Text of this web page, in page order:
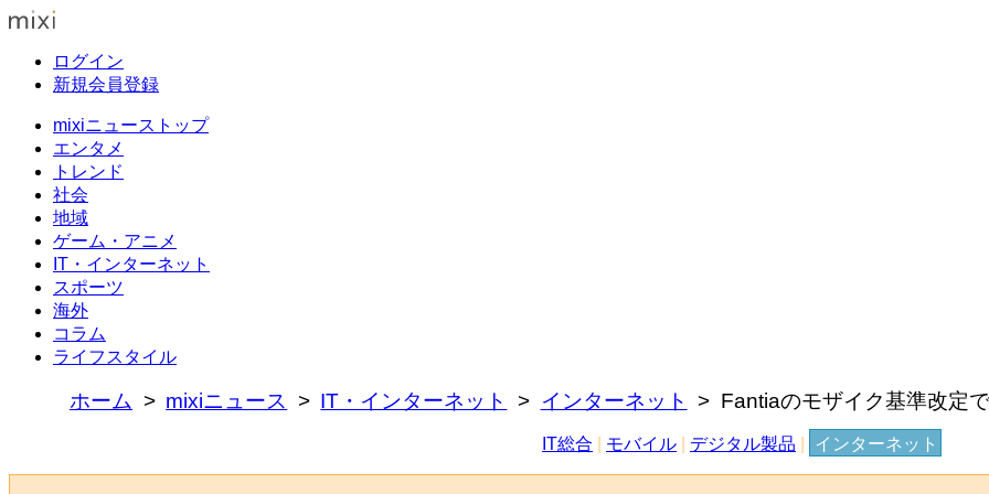
ログイン
新規会員登録
mixiニューストップ
エンタメ
トレンド
社会
地域
ゲーム・アニメ
IT・インターネット
スポーツ
海外
コラム
ライフスタイル
ホーム mixiニュース IT・インターネット インターネット Fantiaのモザイク基準改定
IT総合 モバイル デジタル製品 インターネット